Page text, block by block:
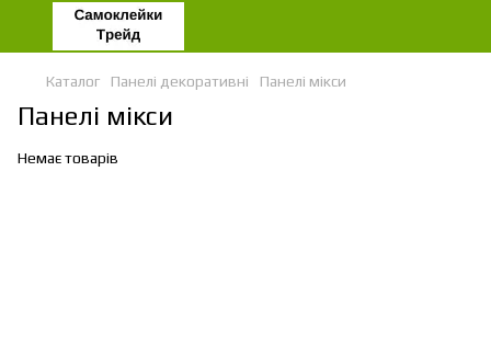
Каталог Панелі декоративні Панелі мікси
Панелі мікси
Немає товарів